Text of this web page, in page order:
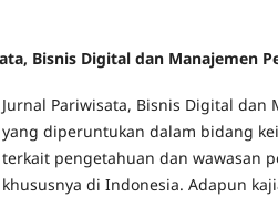
Bisnis Digital dan Manajemen
Jurnal Pariwisata, Bisnis Digital
yang diperuntukan dalam bidang
terkait pengetahuan dan wawasan
khususnya di Indonesia. Adapun